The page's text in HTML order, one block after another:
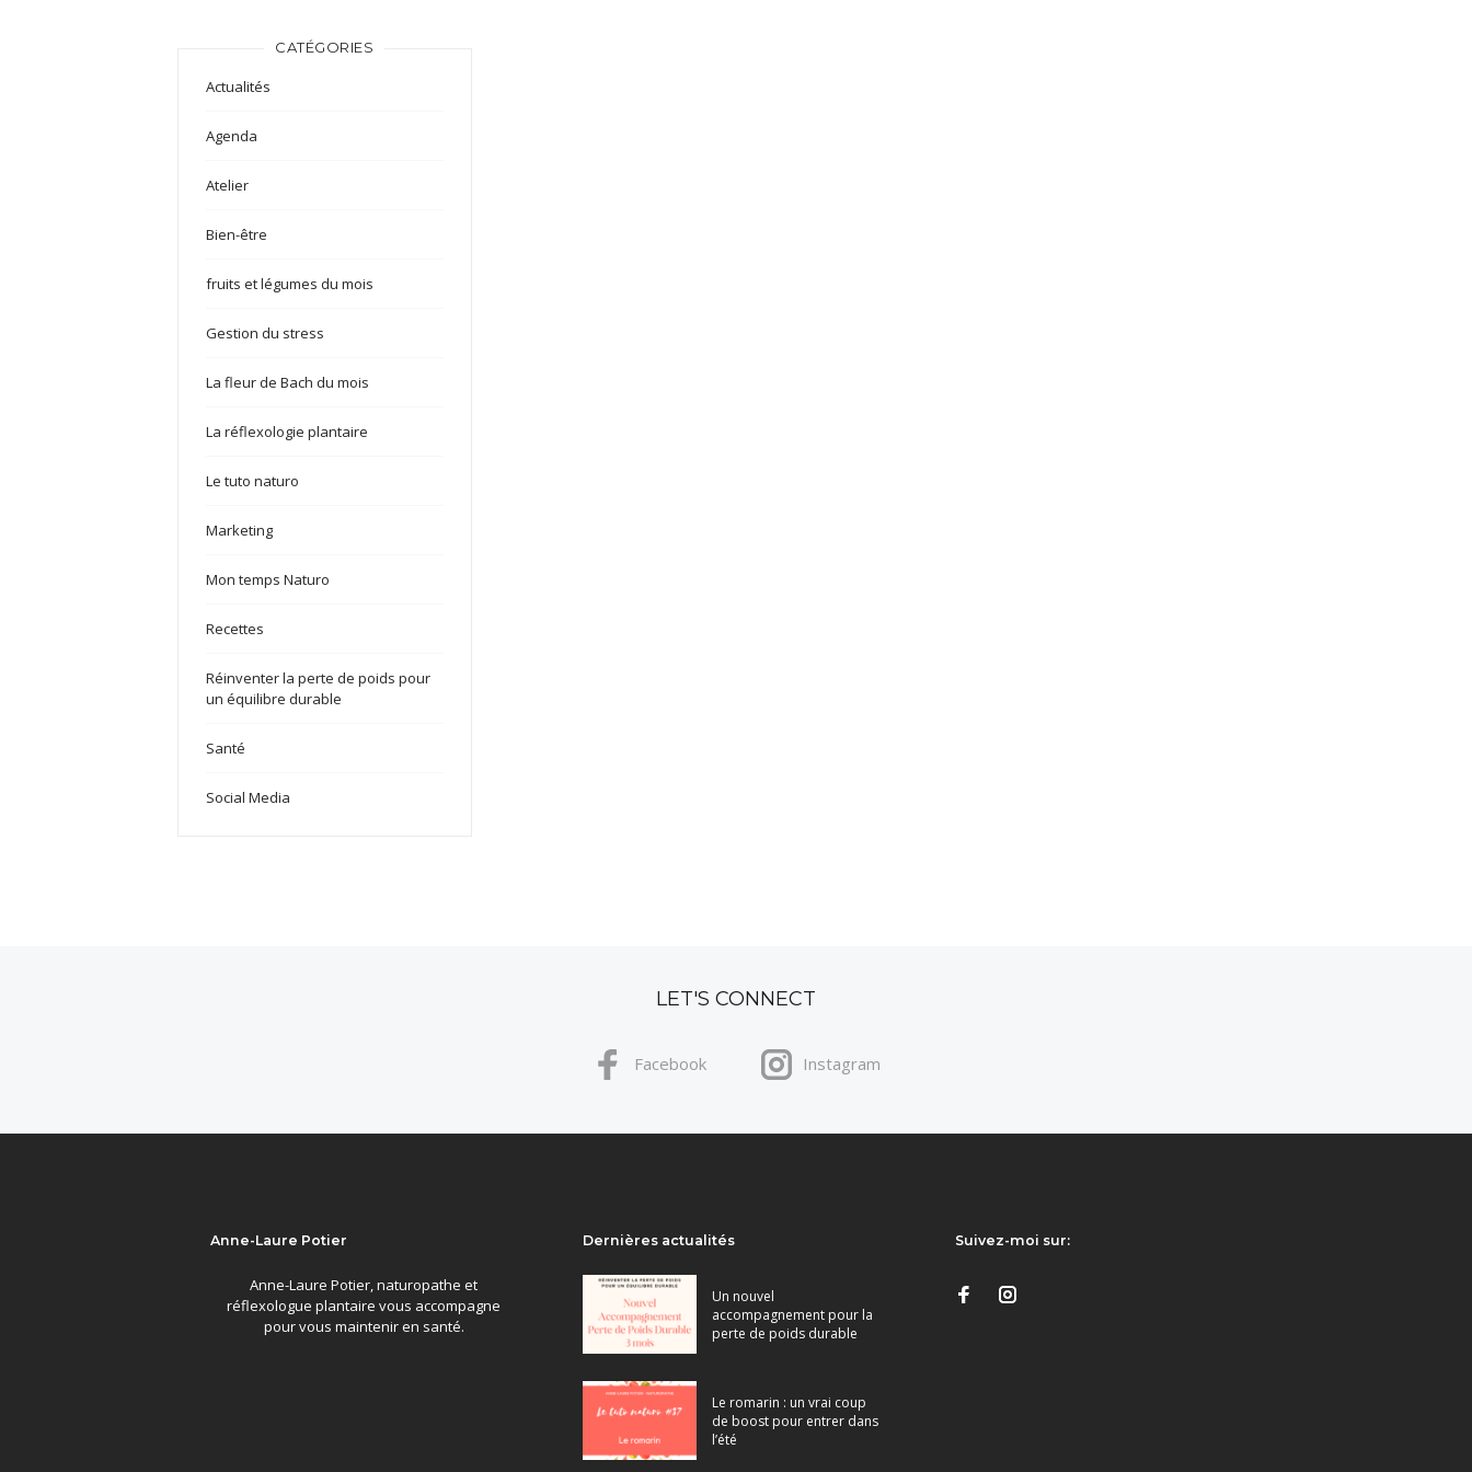
CATÉGORIES
Actualités
Agenda
Atelier
Bien-être
fruits et légumes du mois
Gestion du stress
La fleur de Bach du mois
La réflexologie plantaire
Le tuto naturo
Marketing
Mon temps Naturo
Recettes
Réinventer la perte de poids pour
un équilibre durable
Santé
Social Media
LET'S CONNECT
Facebook Instagram
Anne-Laure Potier
Anne-Laure Potier, naturopathe et
réflexologue plantaire vous accompagne
pour vous maintenir en santé.
Dernières actualités
Un nouvel
accompagnement pour la
perte de poids durable
Le romarin : un vrai coup
de boost pour entrer dans
l’été
Suivez-moi sur: